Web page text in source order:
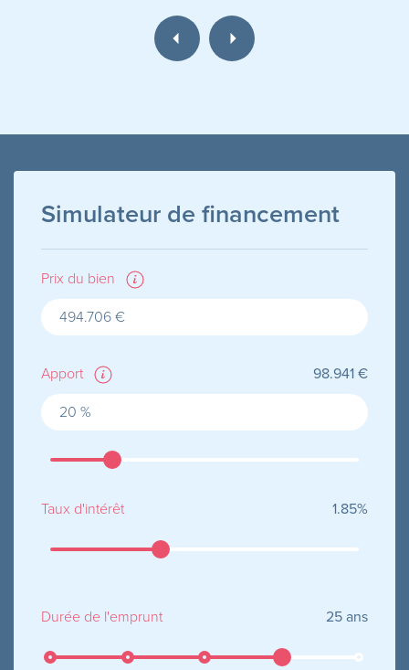
Simulateur de financement
Prix du bien
Apport 98.941 €
Taux d'intérêt 1.85%
Durée de l'emprunt 25 ans